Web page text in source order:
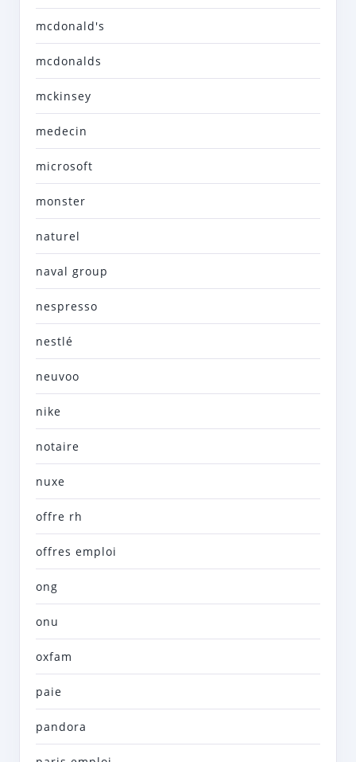
mcdonald's
mcdonalds
mckinsey
medecin
microsoft
monster
naturel
naval group
nespresso
nestlé
neuvoo
nike
notaire
nuxe
offre rh
offres emploi
ong
onu
oxfam
paie
pandora